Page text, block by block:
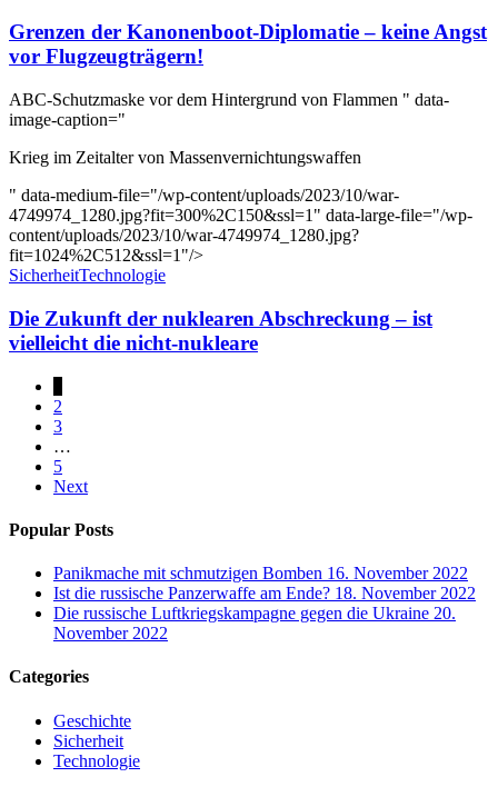
Grenzen der Kanonenboot-Diplomatie – keine Angst
vor Flugzeugträgern!
ABC-Schutzmaske vor dem Hintergrund von Flammen " data-
image-caption="
Krieg im Zeitalter von Massenvernichtungswaffen
" data-medium-file="/wp-content/uploads/2023/10/war-
4749974_1280.jpg?fit=300%2C150&ssl=1" data-large-file="/wp-
content/uploads/2023/10/war-4749974_1280.jpg?
fit=1024%2C512&ssl=1"/>
SicherheitTechnologie
Die Zukunft der nuklearen Abschreckung – ist
vielleicht die nicht-nukleare
2
3
…
5
Next
Popular Posts
Panikmache mit schmutzigen Bomben 16. November 2022
Ist die russische Panzerwaffe am Ende? 18. November 2022
Die russische Luftkriegskampagne gegen die Ukraine 20.
November 2022
Categories
Geschichte
Sicherheit
Technologie